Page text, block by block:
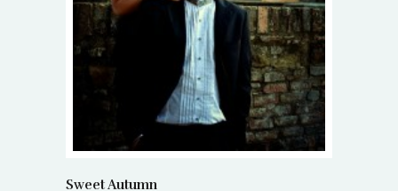
Sweet Autumn